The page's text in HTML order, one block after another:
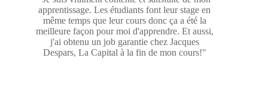
apprentissage. Les étudiants font leur stage en
même temps que leur cours donc ça a été la
meilleure façon pour moi d'apprendre. Et aussi,
j'ai obtenu un job garantie chez Jacques
Despars, La Capital à la fin de mon cours!"